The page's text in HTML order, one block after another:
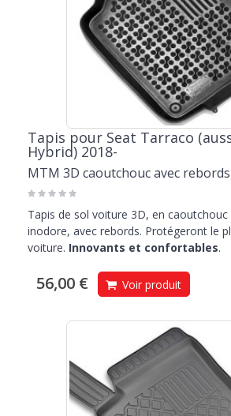
Tapis pour Seat Tarraco
Hybrid) 2018-
MTM 3D caoutchouc avec
Tapis de sol voiture 3D, en
inodore, avec rebords. Protégeront le
voiture. Innovants et confortables.
56,00 € Voir produit